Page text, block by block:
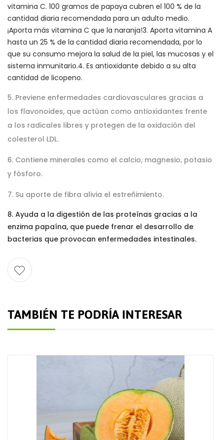
vitamina C. 100 gramos de papaya cubren el 100 % de la
cantidad diaria recomendada para un adulto medio.
¡Aporta más vitamina C que la naranja!3. Aporta vitamina A
hasta un 25 % de la cantidad diaria recomendada, por lo
que su consumo mejora la salud de la piel, las mucosas y el
sistema inmunitario.4. Es antioxidante debido a su alta
cantidad de licopeno.
5. Previene enfermedades cardiovasculares gracias a
los flavonoides, que actúan como antioxidantes frente
a los radicales libres y protegen de la oxidación del
colesterol LDL.
6. Contiene minerales como el calcio, magnesio, potasio
y fósforo.
7. Su aporte de fibra alivia el estreñimiento.
8. Ayuda a la digestión de las proteínas gracias a la
enzima papaína, que puede frenar el desarrollo de
bacterias que provocan enfermedades intestinales.
TAMBIÉN TE PODRÍA INTERESAR